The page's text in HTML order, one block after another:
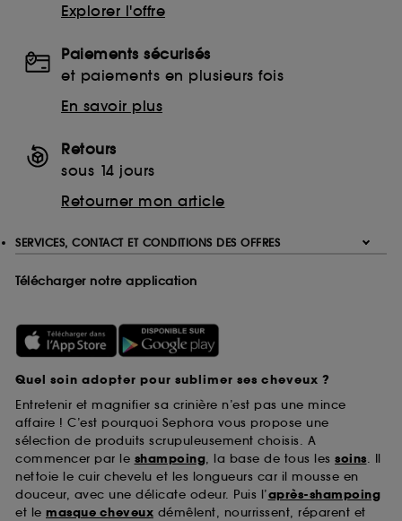
Explorer l'offre
Paiements sécurisés
et paiements en plusieurs fois
En savoir plus
Retours
sous 14 jours
Retourner mon article
SERVICES, CONTACT ET CONDITIONS DES OFFRES
Télécharger notre application
Quel soin adopter pour sublimer ses cheveux ?
Entretenir et magnifier sa crinière n’est pas une mince
affaire ! C’est pourquoi Sephora vous propose une
sélection de produits scrupuleusement choisis. A
commencer par le shampoing, la base de tous les soins. Il
nettoie le cuir chevelu et les longueurs car il mousse en
douceur, avec une délicate odeur. Puis l’après-shampoing
et le masque cheveux démêlent, nourrissent, réparent et